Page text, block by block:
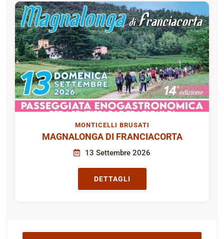
MONTICELLI BRUSATI
MAGNALONGA DI FRANCIACORTA
13 Settembre 2026
DETTAGLI